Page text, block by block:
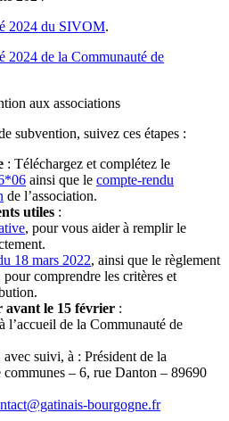
2024 du SIVOM.
2024 de la Communauté de
aux associations
subvention, suivez ces étapes :
: Téléchargez et complétez le
ainsi que le compte-rendu
de l’association.
utiles :
, pour vous aider à remplir le
18 mars 2022, ainsi que le règlement
pour comprendre les critères et
avant le 15 février :
l’accueil de la Communauté de
suivi, à : Président de la
communes – 6, rue Danton – 89690
bourgogne.fr